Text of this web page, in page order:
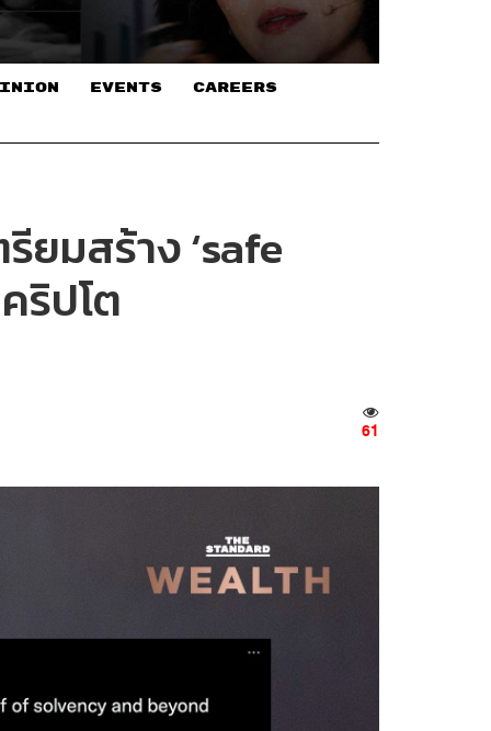
EVENTS CAREERS
ยมสร้าง ‘safe
ริปโต
61